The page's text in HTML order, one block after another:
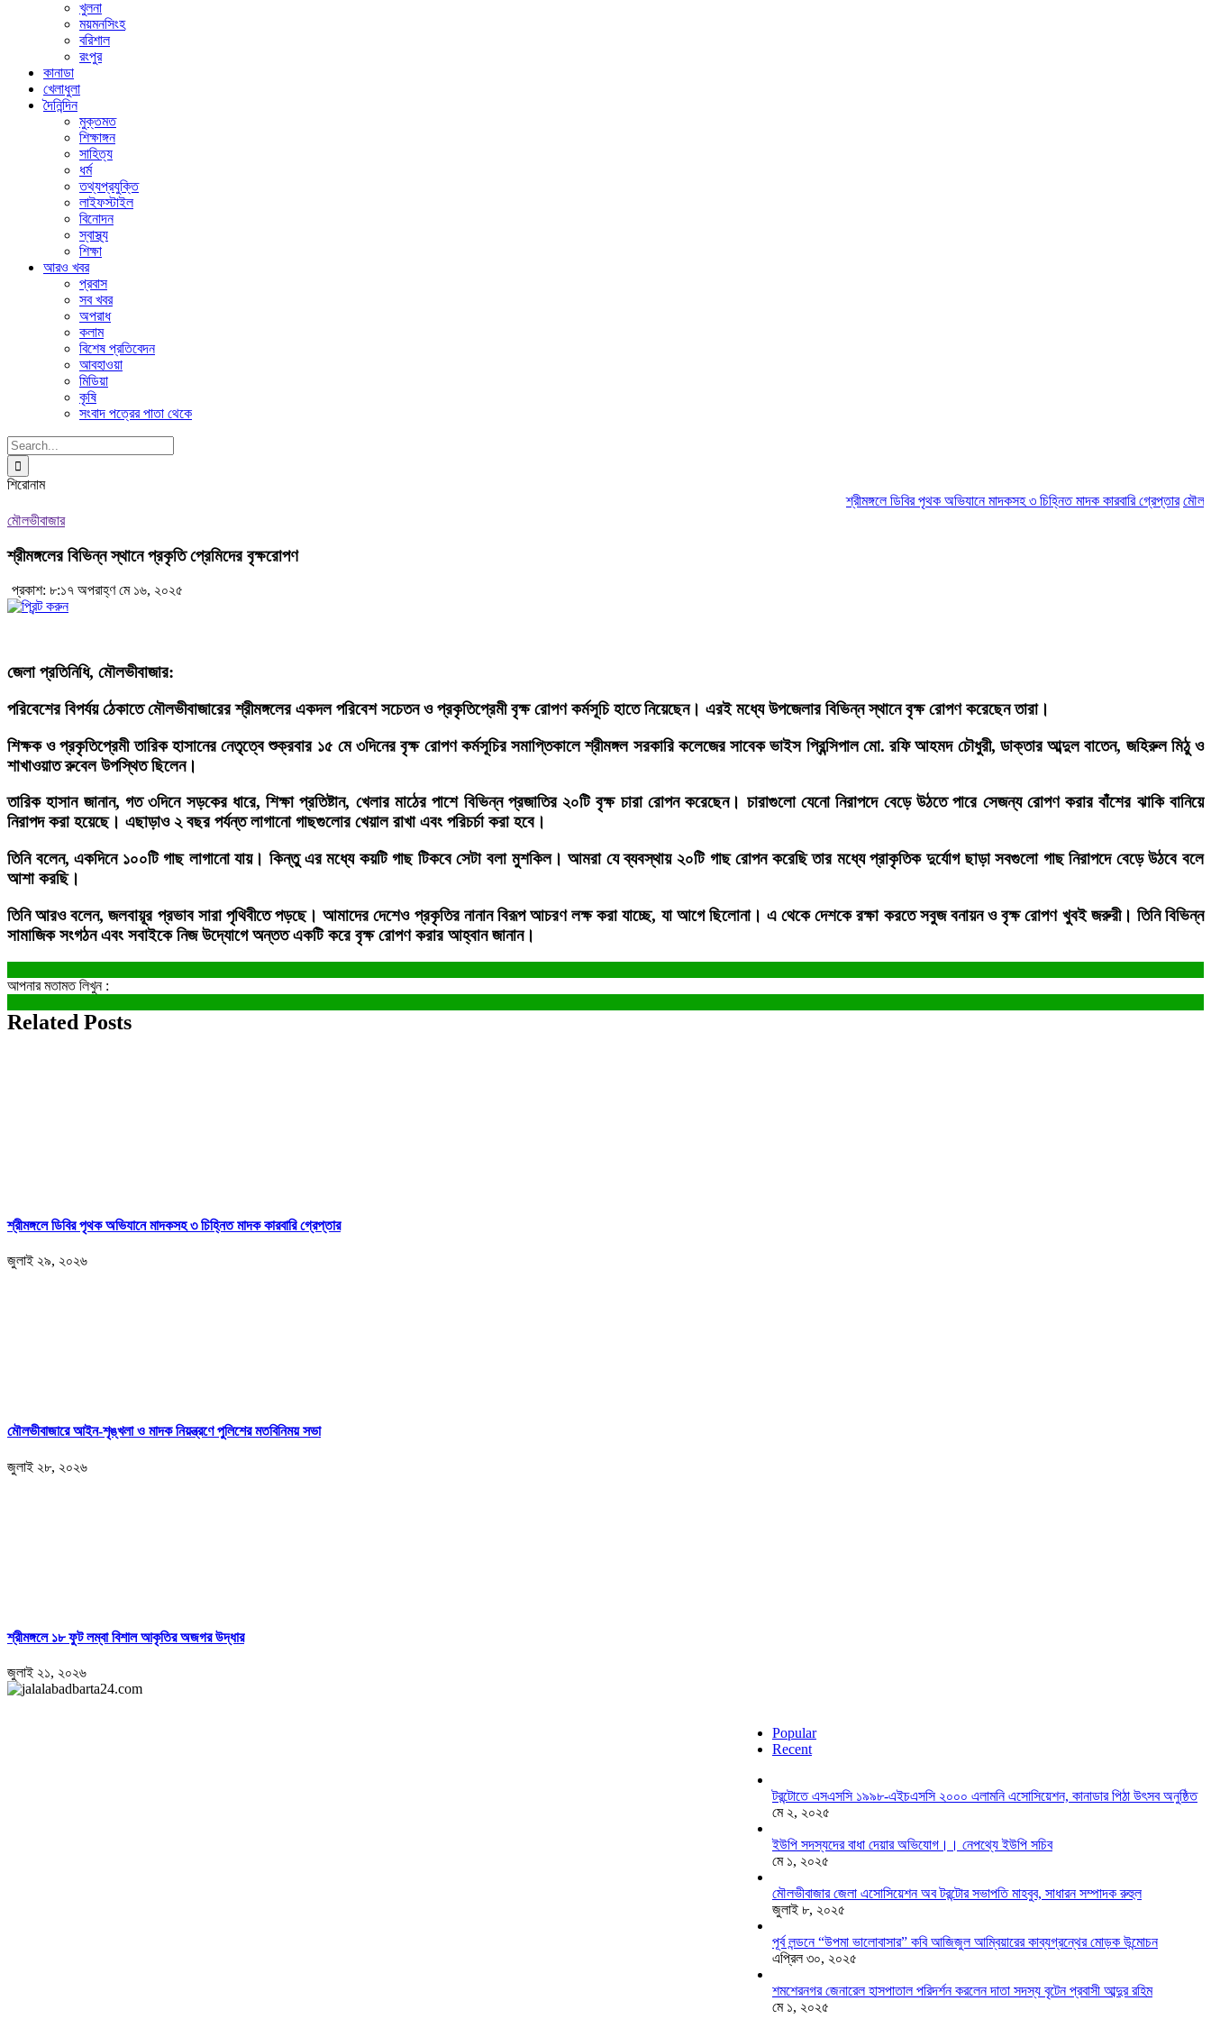
খুলনা
ময়মনসিংহ
বরিশাল
রংপুর
কানাডা
খেলাধুলা
দৈনিন্দিন
মুক্তমত
শিক্ষাঙ্গন
সাহিত্য
ধর্ম
তথ্যপ্রযুক্তি
লাইফস্টাইল
বিনোদন
স্বাস্থ্য
শিক্ষা
আরও খবর
প্রবাস
সব খবর
অপরাধ
কলাম
বিশেষ প্রতিবেদন
আবহাওয়া
মিডিয়া
কৃষি
সংবাদ পত্রের পাতা থেকে
Search
for:
শিরোনাম
শ্রীমঙ্গলে ডিবির পৃথক অভিযানে মাদকসহ ৩ চিহ্নিত মাদক কারবারি গ্রেপ্তার
মৌলভীবাজার
শ্রীমঙ্গলের বিভিন্ন স্থানে প্রকৃতি প্রেমিদের বৃক্ষরোপণ
প্রকাশ: ৮:১৭ অপরাহ্ণ মে ১৬, ২০২৫
জেলা প্রতিনিধি, মৌলভীবাজার:
পরিবেশের বিপর্যয় ঠেকাতে মৌলভীবাজারের শ্রীমঙ্গলের একদল পরিবেশ সচেতন ও প্রকৃতিপ্রেমী বৃক্ষ রোপণ কর্মসূচি হাতে নিয়েছেন। এরই মধ্যে উপজেলার বিভিন্ন স্থানে বৃক্ষ রোপণ করেছেন তারা।
শিক্ষক ও প্রকৃতিপ্রেমী তারিক হাসানের নেতৃত্বে শুক্রবার ১৫ মে ৩দিনের বৃক্ষ রোপণ কর্মসূচির সমাপ্তিকালে শ্রীমঙ্গল সরকারি কলেজের সাবেক ভাইস প্রিন্সিপাল মো. রফি আহমদ চৌধুরী, ডাক্তার আব্দুল বাতেন, জহিরুল মিঠু ও
শাখাওয়াত রুবেল উপস্থিত ছিলেন।
তারিক হাসান জানান, গত ৩দিনে সড়কের ধারে, শিক্ষা প্রতিষ্টান, খেলার মাঠের পাশে বিভিন্ন প্রজাতির ২০টি বৃক্ষ চারা রোপন করেছেন। চারাগুলো যেনো নিরাপদে বেড়ে উঠতে পারে সেজন্য রোপণ করার বাঁশের ঝাকি বানিয়ে
নিরাপদ করা হয়েছে। এছাড়াও ২ বছর পর্যন্ত লাগানো গাছগুলোর খেয়াল রাখা এবং পরিচর্চা করা হবে।
তিনি বলেন, একদিনে ১০০টি গাছ লাগানো যায়। কিন্তু এর মধ্যে কয়টি গাছ টিকবে সেটা বলা মুশকিল। আমরা যে ব্যবস্থায় ২০টি গাছ রোপন করেছি তার মধ্যে প্রাকৃতিক দুর্যোগ ছাড়া সবগুলো গাছ নিরাপদে বেড়ে উঠবে বলে
আশা করছি।
তিনি আরও বলেন, জলবায়ূর প্রভাব সারা পৃথিবীতে পড়ছে। আমাদের দেশেও প্রকৃতির নানান বিরূপ আচরণ লক্ষ করা যাচ্ছে, যা আগে ছিলোনা। এ থেকে দেশকে রক্ষা করতে সবুজ বনায়ন ও বৃক্ষ রোপণ খুবই জরুরী। তিনি বিভিন্ন
সামাজিক সংগঠন এবং সবাইকে নিজ উদ্যোগে অন্তত একটি করে বৃক্ষ রোপণ করার আহ্বান জানান।
আপনার মতামত লিখুন :
Related Posts
শ্রীমঙ্গলে ডিবির পৃথক অভিযানে মাদকসহ ৩ চিহ্নিত মাদক কারবারি গ্রেপ্তার
জুলাই ২৯, ২০২৬
মৌলভীবাজারে আইন-শৃঙ্খলা ও মাদক নিয়ন্ত্রণে পুলিশের মতবিনিময় সভা
জুলাই ২৮, ২০২৬
শ্রীমঙ্গলে ১৮ ফুট লম্বা বিশাল আকৃতির অজগর উদ্ধার
জুলাই ২১, ২০২৬
Popular
Recent
টরন্টোতে এসএসসি ১৯৯৮-এইচএসসি ২০০০ এলামনি এসোসিয়েশন, কানাডার পিঠা উৎসব অনুষ্ঠিত
মে ২, ২০২৫
ইউপি সদস্যদের বাধা দেয়ার অভিযোগ।। নেপথ্যে ইউপি সচিব
মে ১, ২০২৫
মৌলভীবাজার জেলা এসোসিয়েশন অব টরন্টোর সভাপতি মাহবুব, সাধারন সম্পাদক রুহুল
জুলাই ৮, ২০২৫
পূর্ব লন্ডনে “উপমা ভালোবাসার” কবি আজিজুল আম্বিয়ারের কাব্যগ্রন্থের মোড়ক উন্মোচন
এপ্রিল ৩০, ২০২৫
শমশেরনগর জেনারেল হাসপাতাল পরিদর্শন করলেন দাতা সদস্য বৃটেন প্রবাসী আব্দুর রহিম
মে ১, ২০২৫